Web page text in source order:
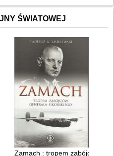
ŚWIATOWEJ
Zamach : tropem zabójców